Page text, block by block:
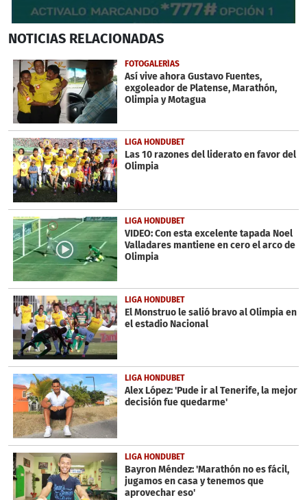
seconds
33
seconds
NOTICIAS RELACIONADAS
FOTOGALERÍAS
Así vive ahora Gustavo Fuentes,
exgoleador de Platense, Marathón,
Olimpia y Motagua
LIGA HONDUBET
Las 10 razones del liderato en favor del
Olimpia
LIGA HONDUBET
VIDEO: Con esta excelente tapada Noel
Valladares mantiene en cero el arco de
Olimpia
LIGA HONDUBET
El Monstruo le salió bravo al Olimpia en
el estadio Nacional
LIGA HONDUBET
Alex López: 'Pude ir al Tenerife, la mejor
decisión fue quedarme'
LIGA HONDUBET
Bayron Méndez: 'Marathón no es fácil,
jugamos en casa y tenemos que
aprovechar eso'